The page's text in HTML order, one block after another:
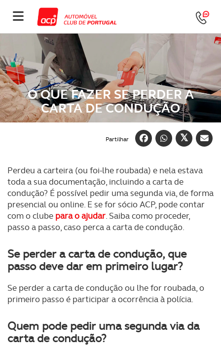
O QUE FAZER SE PERDER A
CARTA DE CONDUÇÃO
Partilhar
Perdeu a carteira (ou foi-lhe roubada) e nela estava
toda a sua documentação, incluindo a carta de
condução? É possível pedir uma segunda via, de forma
presencial ou online. E se for sócio ACP, pode contar
com o clube para o ajudar. Saiba como proceder,
passo a passo, caso perca a carta de condução.
Se perder a carta de condução, que
passo deve dar em primeiro lugar?
Se perder a carta de condução ou lhe for roubada, o
primeiro passo é participar a ocorrência à polícia.
Quem pode pedir uma segunda via da
carta de condução?